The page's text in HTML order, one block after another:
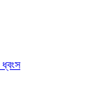
ধ্বংস